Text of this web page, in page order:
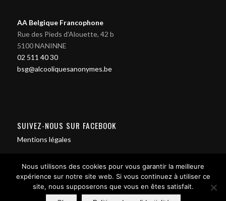
AA Belgique Francophone
Rue des Pieds d'Alouette, 42 b
5100 NANINNE
02 511 40 30
bsg@alcooliquesanonymes.be
SUIVEZ-NOUS SUR FACEBOOK
Mentions légales
Nous utilisons des cookies pour vous garantir la meilleure
expérience sur notre site web. Si vous continuez à utiliser ce
site, nous supposerons que vous en êtes satisfait.
Contact us